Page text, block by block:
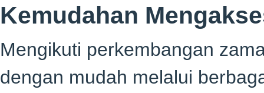
Kemudahan
Mengikuti perkembangan
dengan mudah melalui